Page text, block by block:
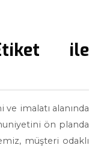
ile
imalatı alanında
ön planda
müşteri odaklı